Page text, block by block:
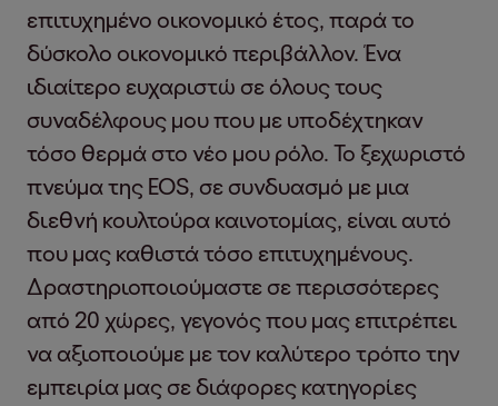
επιτυχημένο οικονομικό έτος, παρά το
δύσκολο οικονομικό περιβάλλον. Ένα
ιδιαίτερο ευχαριστώ σε όλους τους
συναδέλφους μου που με υποδέχτηκαν
τόσο θερμά στο νέο μου ρόλο. Το ξεχωριστό
πνεύμα της EOS, σε συνδυασμό με μια
διεθνή κουλτούρα καινοτομίας, είναι αυτό
που μας καθιστά τόσο επιτυχημένους.
Δραστηριοποιούμαστε σε περισσότερες
από 20 χώρες, γεγονός που μας επιτρέπει
να αξιοποιούμε με τον καλύτερο τρόπο την
εμπειρία μας σε διάφορες κατηγορίες